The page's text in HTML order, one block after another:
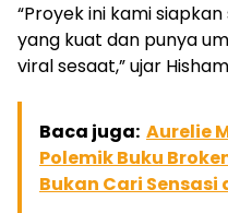
“Proyek ini kami
yang kuat dan punya
viral sesaat,” ujar
Baca juga: Aurelie
Polemik Buku
Bukan Cari